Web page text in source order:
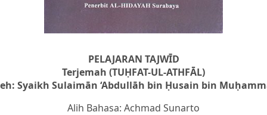
PELAJARAN TAJWĪD
Terjemah (TUḤFAT-UL-ATHFĀL)
Syaikh Sulaimān ‘Abdullāh bin Ḥusain bin
Alih Bahasa: Achmad Sunarto